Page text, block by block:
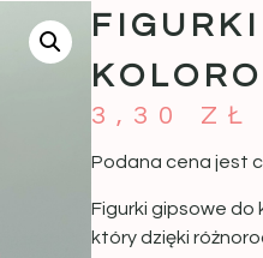
3,30 ZŁ
Podana cena jest
Figurki gipsowe do
który dzięki